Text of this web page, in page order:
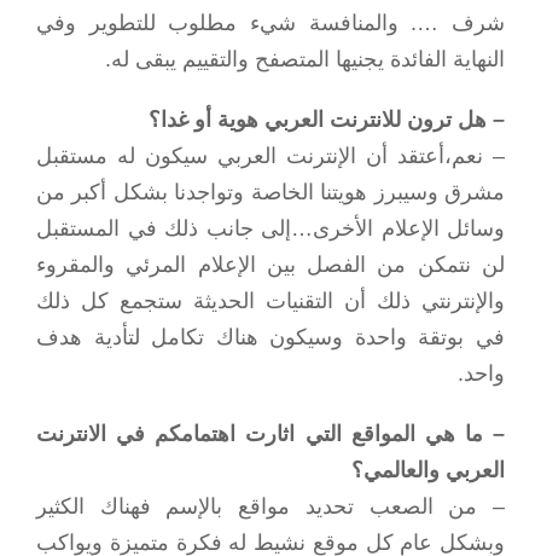
شرف …. والمنافسة شيء مطلوب للتطوير وفي
النهاية الفائدة يجنيها المتصفح والتقييم يبقى له.
– هل ترون للانترنت العربي هوية أو غدا؟
– نعم،أعتقد أن الإنترنت العربي سيكون له مستقبل
مشرق وسيبرز هويتنا الخاصة وتواجدنا بشكل أكبر من
وسائل الإعلام الأخرى…إلى جانب ذلك في المستقبل
لن نتمكن من الفصل بين الإعلام المرئي والمقروء
والإنترنتي ذلك أن التقنيات الحديثة ستجمع كل ذلك
في بوتقة واحدة وسيكون هناك تكامل لتأدية هدف
واحد.
– ما هي المواقع التي اثارت اهتمامكم في الانترنت
العربي والعالمي؟
– من الصعب تحديد مواقع بالإسم فهناك الكثير
وبشكل عام كل موقع نشيط له فكرة متميزة ويواكب